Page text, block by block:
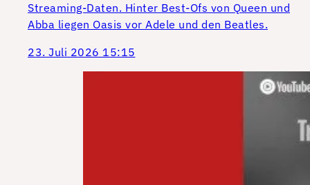
Streaming-Daten. Hinter Best-Ofs von Queen und
Abba liegen Oasis vor Adele und den Beatles.
23. Juli 2026 15:15